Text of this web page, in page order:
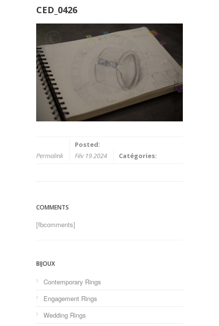
CED_0426
Permalink
Posted:
Fév 19 2024
Catégories:
COMMENTS
[fbcomments]
BIJOUX
Contemporary Rings
Engagement Rings
Wedding Rings